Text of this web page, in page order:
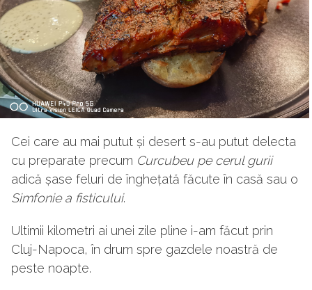
Cei care au mai putut și desert s-au putut delecta
cu preparate precum Curcubeu pe cerul gurii
adică șase feluri de înghețată făcute în casă sau o
Simfonie a fisticului.
Ultimii kilometri ai unei zile pline i-am făcut prin
Cluj-Napoca, în drum spre gazdele noastră de
peste noapte.